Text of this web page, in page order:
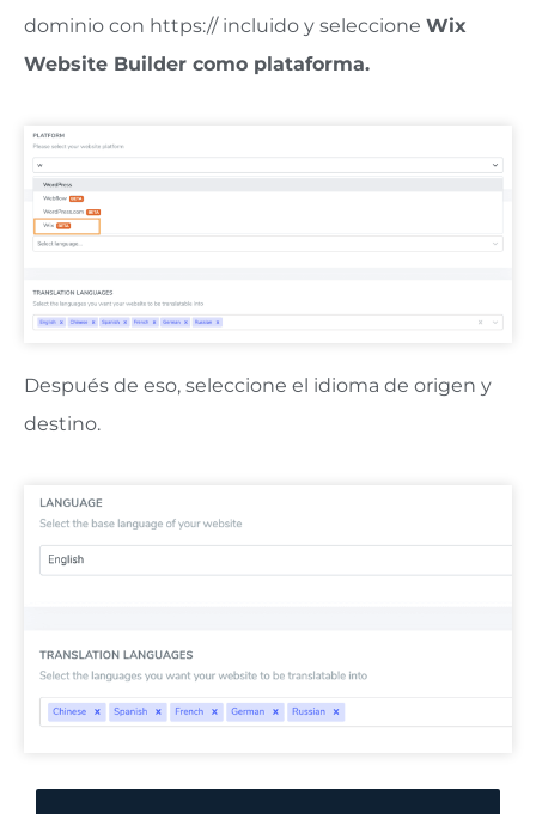
dominio con https:// incluido y seleccione Wix
Website Builder como plataforma.
Después de eso, seleccione el idioma de origen y
destino.